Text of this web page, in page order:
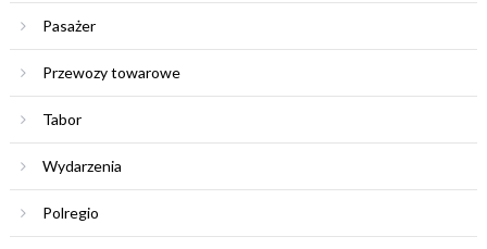
Pasażer
Przewozy towarowe
Tabor
Wydarzenia
Polregio